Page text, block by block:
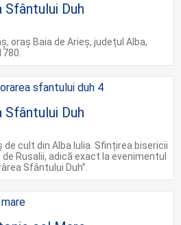
Duh
oraș Baia de Arieș, județul Alba,
Duh
cult din Alba Iulia. Sfințirea bisericii
Rusalii, adică exact la evenimentul
Sfântului Duh”.